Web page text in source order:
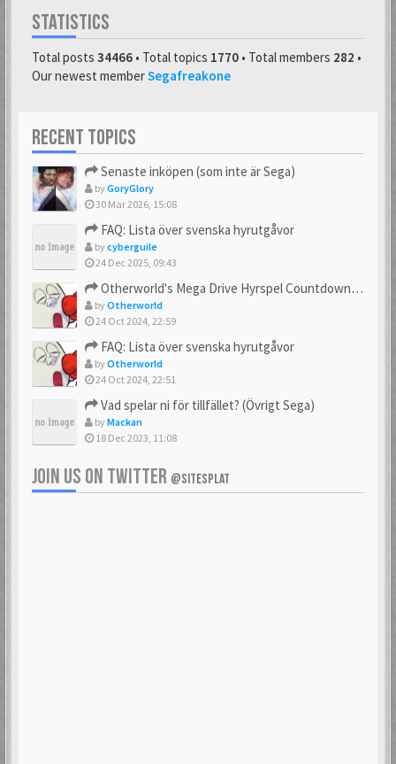
STATISTICS
Total posts 34466 • Total topics 1770 • Total members 282 •
Our newest memberSegafreakone
RECENT TOPICS
Senaste inköpen (som inte är Sega)
byGoryGlory
30 Mar 2026, 15:08
FAQ: Lista över svenska hyrutgåvor
bycyberguile
24 Dec 2025, 09:43
Otherworld's Mega Drive Hyrspel Countdown Tråd!
byOtherworld
24 Oct 2024, 22:59
FAQ: Lista över svenska hyrutgåvor
byOtherworld
24 Oct 2024, 22:51
Vad spelar ni för tillfället? (Övrigt Sega)
byMackan
18 Dec 2023, 11:08
JOIN US ON TWITTER @SITESPLAT